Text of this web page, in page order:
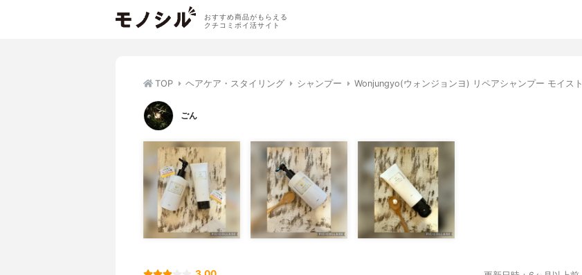
おすすめ商品がもらえる
クチコミポイ活サイト
TOP ヘアケア・スタイリング シャンプー Wonjungyo(ウォンジョンヨ) リペアシャンプー モイスト
ごん